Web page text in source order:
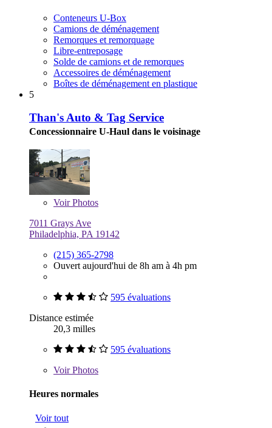
Conteneurs U-Box
Camions de déménagement
Remorques et remorquage
Libre-entreposage
Solde de camions et de remorques
Accessoires de déménagement
Boîtes de déménagement en plastique
5
Than's Auto & Tag Service
Concessionnaire U-Haul dans le voisinage
VoirPhotos
7011 Grays Ave
Philadelphia, PA 19142
(215) 365-2798
Ouvert aujourd'hui de 8h am à 4h pm
595 évaluations
Distance estimée
20,3 milles
595 évaluations
VoirPhotos
Heures normales
Voir tout